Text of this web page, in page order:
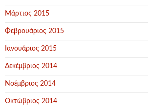
Μάρτιος 2015
Φεβρουάριος 2015
Ιανουάριος 2015
Δεκέμβριος 2014
Νοέμβριος 2014
Οκτώβριος 2014